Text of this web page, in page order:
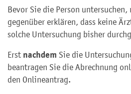
Bevor Sie die Person untersuchen,
gegenüber erklären, dass keine
solche Untersuchung bisher
Erst nachdem Sie die
beantragen Sie die Abrechnung
den Onlineantrag.